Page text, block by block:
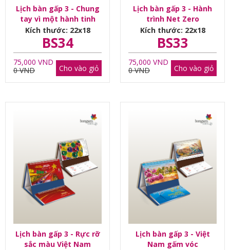
Lịch bàn gấp 3 - Chung
tay vì một hành tinh
mãi tươi xanh
Kích thước: 22x18
BS34
75,000 VND
0 VND
Cho vào giỏ
Lịch bàn gấp 3 - Hành
trình Net Zero
Kích thước: 22x18
BS33
75,000 VND
0 VND
Cho vào giỏ
Lịch bàn gấp 3 - Rực rỡ
sắc màu Việt Nam
Lịch bàn gấp 3 - Việt
Nam gấm vóc